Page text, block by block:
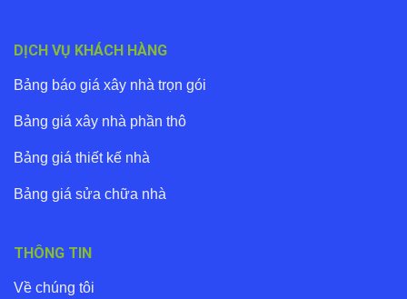
DỊCH VỤ KHÁCH HÀNG
Bảng báo giá xây nhà trọn gói
Bảng giá xây nhà phần thô
Bảng giá thiết kế nhà
Bảng giá sửa chữa nhà
THÔNG TIN
Về chúng tôi